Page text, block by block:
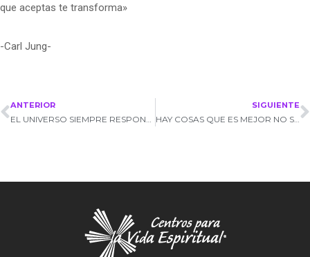
que aceptas te transforma»
-Carl Jung-
ANTERIOR
EL UNIVERSO SIEMPRE RESPONDE
SIGUIENTE
HAY COSAS QUE ES MEJOR NO SABERLAS